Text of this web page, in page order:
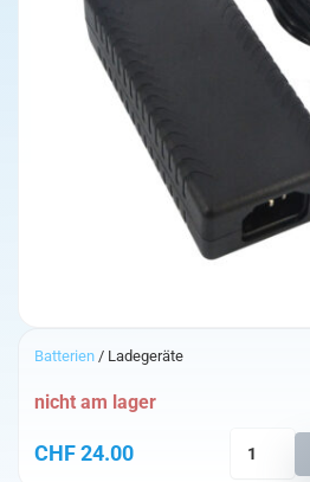
Batterien / Ladegeräte
CHF24.00
nicht am lager